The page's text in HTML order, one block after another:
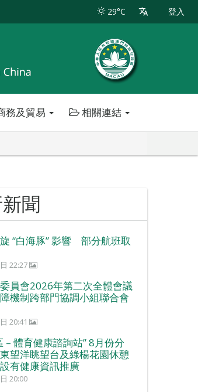
29°C 登入
務及貿易 相關連結
聞
“白海豚” 影響 部分航班取
22:27
員會2026年第二次全體會議
機制跨部門協調小組聯合會
20:41
– 體育健康諮詢站” 8月份分
望洋眺望台及綠楊花園休憩
有健康資訊推廣
20:00